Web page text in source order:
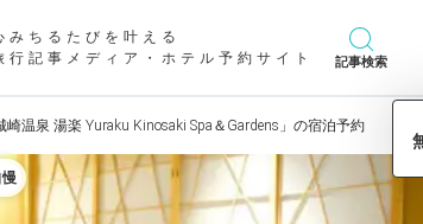
みちるたびを叶える
行記事メディア・ホテル予約サイト
記事検索
崎温泉 湯楽 Yuraku Kinosaki Spa＆Gardens」の宿泊予約